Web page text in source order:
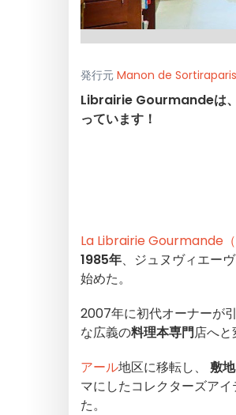
発行元 Manon de Sortiraparis
Librairie Gourmandeは、
っています！
La Librairie Gourmande
1985年、ジュヌヴィエー
始めた。
2007年に初代オーナーが
な広義の料理本専門店へと
アール地区に移転し、 敷
マにしたコレクターズア
た。